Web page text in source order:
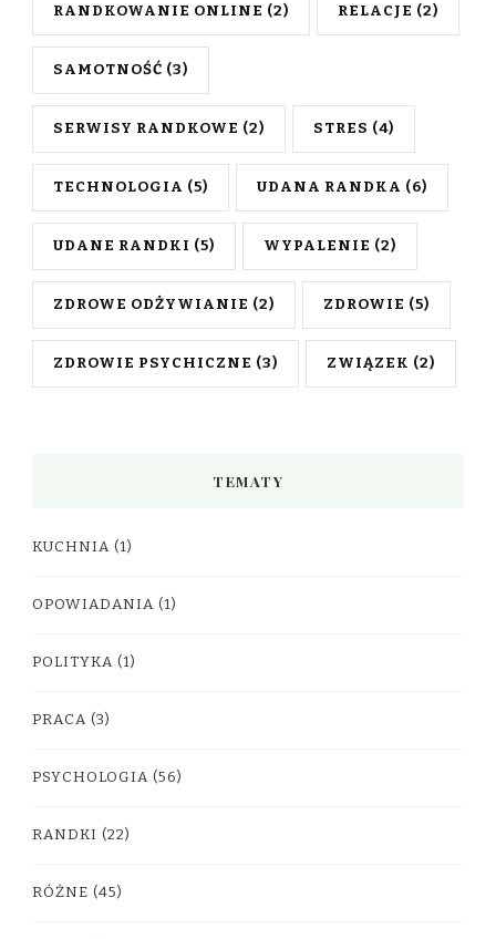
RANDKOWANIE ONLINE (2) RELACJE (2)
SAMOTNOŚĆ (3)
SERWISY RANDKOWE (2) STRES (4)
TECHNOLOGIA (5) UDANA RANDKA (6)
UDANE RANDKI (5) WYPALENIE (2)
ZDROWE ODŻYWIANIE (2) ZDROWIE (5)
ZDROWIE PSYCHICZNE (3) ZWIĄZEK (2)
TEMATY
KUCHNIA (1)
OPOWIADANIA (1)
POLITYKA (1)
PRACA (3)
PSYCHOLOGIA (56)
RANDKI (22)
RÓŻNE (45)